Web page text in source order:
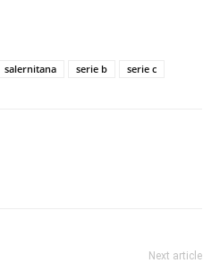
salernitana serie b serie c
Next article